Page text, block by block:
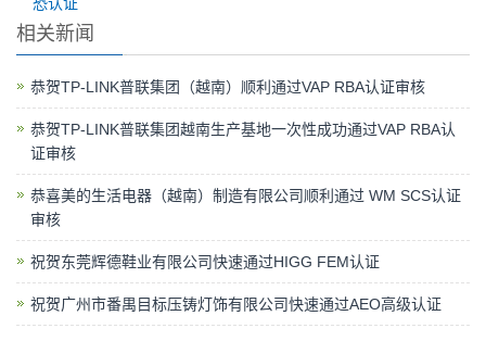
相关新闻
恭贺TP-LINK普联集团（越南）顺利通过VAP RBA认证审核
恭贺TP-LINK普联集团越南生产基地一次性成功通过VAP RBA认
证审核
恭喜美的生活电器（越南）制造有限公司顺利通过 WM SCS认证
审核
祝贺东莞辉德鞋业有限公司快速通过HIGG FEM认证
祝贺广州市番禺目标压铸灯饰有限公司快速通过AEO高级认证